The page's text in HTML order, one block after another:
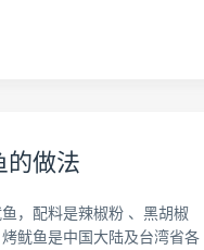
的做法
，配料是辣椒粉 、黑胡椒
鱿鱼是中国大陆及台湾省各